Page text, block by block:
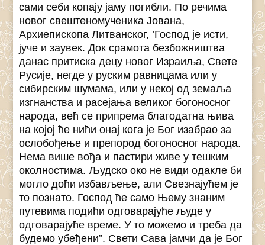
сами себи копају јаму погибли. По речима
новог свештеномученика Јована,
Архиепископа Литванског, ’Господ је исти,
јуче и заувек. Док срамота безбожништва
данас притиска децу новог Израиља, Свете
Русије, негде у руским равницама или у
сибирским шумама, или у некој од земаља
изгнанства и расејања великог богоносног
народа, већ се припрема благодатна њива
на којој ће нићи онај кога је Бог изабрао за
ослобођење и препород богоносног народа.
Нема више вођа и пастири живе у тешким
околностима. Људско око не види одакле би
могло доћи избављење, али Свезнајућем је
то познато. Господ ће само Њему знаним
путевима подићи одговарајуће људе у
одговарајуће време. У то можемо и треба да
будемо убеђени”. Свети Сава јамчи да је Бог